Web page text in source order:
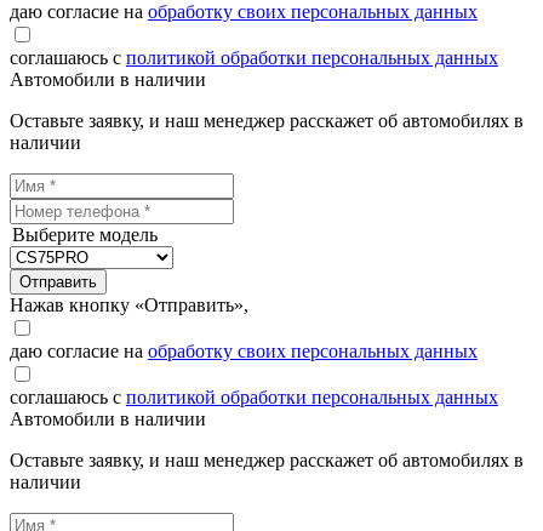
даю согласие на обработку своих персональных данных
соглашаюсь с политикой обработки персональных данных
Автомобили в наличии
Оставьте заявку, и наш менеджер расскажет об автомобилях в
наличии
Выберите модель
Отправить
Нажав кнопку «Отправить»,
даю согласие на обработку своих персональных данных
соглашаюсь с политикой обработки персональных данных
Автомобили в наличии
Оставьте заявку, и наш менеджер расскажет об автомобилях в
наличии